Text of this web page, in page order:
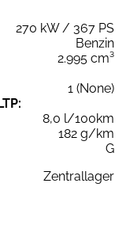
270 kW / 367 PS
Benzin
2.995 cm³
1 (None)
8,0 l/100km
182 g/km
G
Zentrallager